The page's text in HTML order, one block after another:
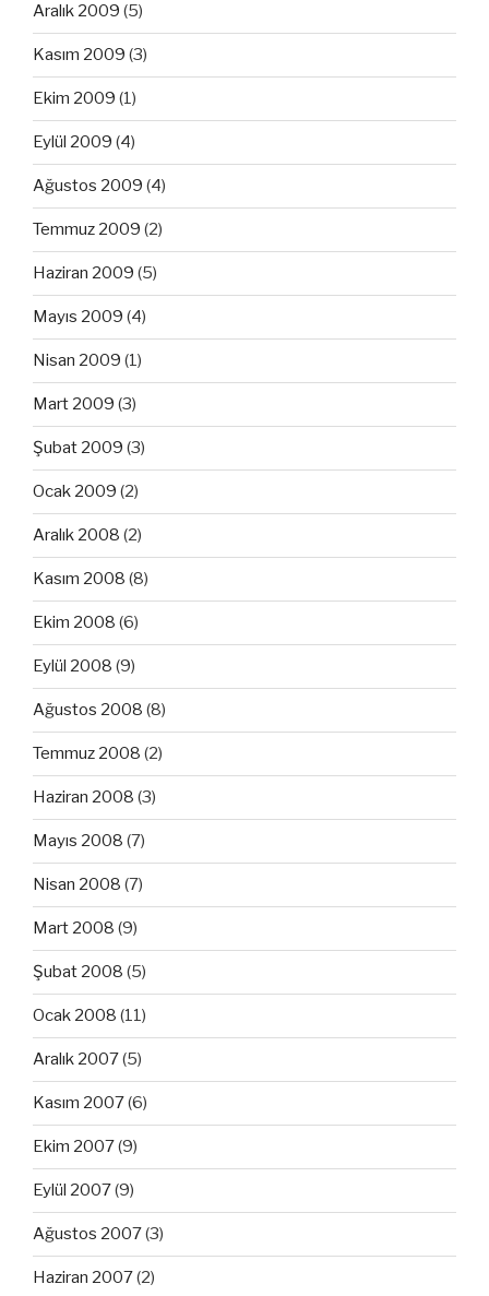
Aralık 2009 (5)
Kasım 2009 (3)
Ekim 2009 (1)
Eylül 2009 (4)
Ağustos 2009 (4)
Temmuz 2009 (2)
Haziran 2009 (5)
Mayıs 2009 (4)
Nisan 2009 (1)
Mart 2009 (3)
Şubat 2009 (3)
Ocak 2009 (2)
Aralık 2008 (2)
Kasım 2008 (8)
Ekim 2008 (6)
Eylül 2008 (9)
Ağustos 2008 (8)
Temmuz 2008 (2)
Haziran 2008 (3)
Mayıs 2008 (7)
Nisan 2008 (7)
Mart 2008 (9)
Şubat 2008 (5)
Ocak 2008 (11)
Aralık 2007(5)
Kasım 2007(6)
Ekim 2007(9)
Eylül 2007(9)
Ağustos 2007(3)
Haziran 2007(2)